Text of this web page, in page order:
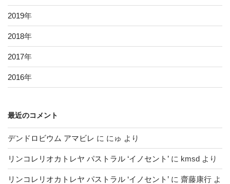
2019年
2018年
2017年
2016年
最近のコメント
デンドロビウム アマビレ に にゅ より
リンコレリオカトレヤ パストラル ‘イノセント’ に kmsd より
リンコレリオカトレヤ パストラル ‘イノセント’ に 齋藤康行 よ